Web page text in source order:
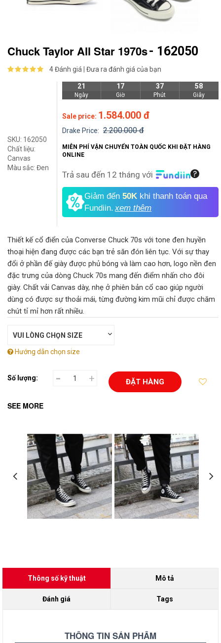
Chuck Taylor All Star 1970s- 162050
4 Đánh giá Đưa ra đánh giá của bạn
SKU: 162050
Chất liệu:
Canvas
Màu sắc: Đen
21
Ngày
17
Giờ
37
Phút
58
Giây
Sale price: 1.584.000 đ
Drake Price: 2.200.000 đ
MIỄN PHÍ VẬN CHUYỂN TOÀN QUỐC KHI ĐẶT HÀNG
ONLINE
Trả sau đến 12 tháng với
Giảm đến 50K khi thanh toán qua
Fundiin. xem thêm
Thiết kế cổ điển của Converse Chuck 70s với tone đen huyền
thoại hiện đang được các bạn trẻ săn đón liên tục. Với sự thay
đổi ở phần đế giày được phủ bóng và làm cao hơn, logo nền đen
đặc trưng của dòng Chuck 70s mang đến điểm nhấn cho đôi
giày. Chất vải Canvas dày, nhẹ ở phiên bản cổ cao giúp người
dùng có được sự thoải mái, từng đường kim mũi chỉ được chăm
chút tỉ mỉ hơn rất nhiều.
Hướng dẫn chọn size
Số lượng: - + ĐẶT HÀNG
SEE MORE
Thông số kỹ thuật Mô tả
Đánh giá Tags
THÔNG TIN SẢN PHẨM